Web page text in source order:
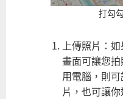
打勾
上傳照片：
畫面可讓您
用電腦，則
片，也可讓